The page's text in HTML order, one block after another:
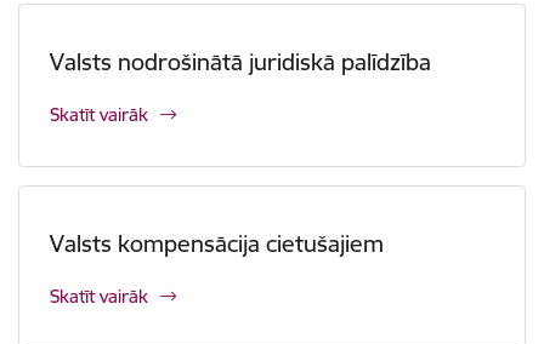
Valsts nodrošinātā juridiskā palīdzība
Skatīt vairāk
Valsts kompensācija cietušajiem
Skatīt vairāk